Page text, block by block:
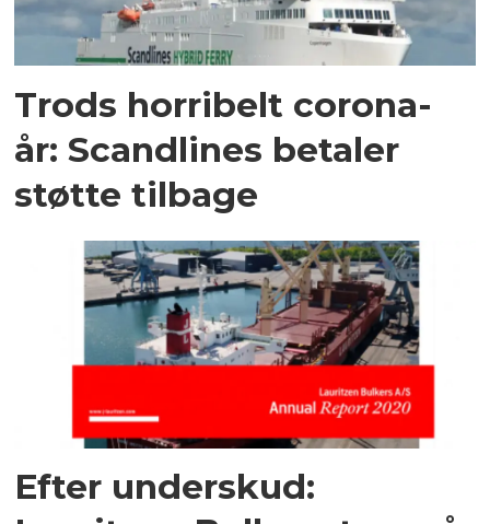
Trods horribelt corona-
år: Scandlines betaler
støtte tilbage
Efter underskud: